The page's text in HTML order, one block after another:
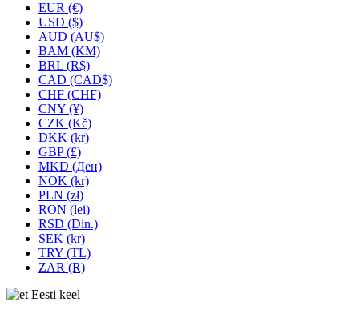
EUR (€)
USD ($)
AUD (AU$)
BAM (KM)
BRL (R$)
CAD (CAD$)
CHF (CHF)
CNY (¥)
CZK (Kč)
DKK (kr)
GBP (£)
MKD (Ден)
NOK (kr)
PLN (zł)
RON (lei)
RSD (Din.)
SEK (kr)
TRY (TL)
ZAR (R)
Eesti keel